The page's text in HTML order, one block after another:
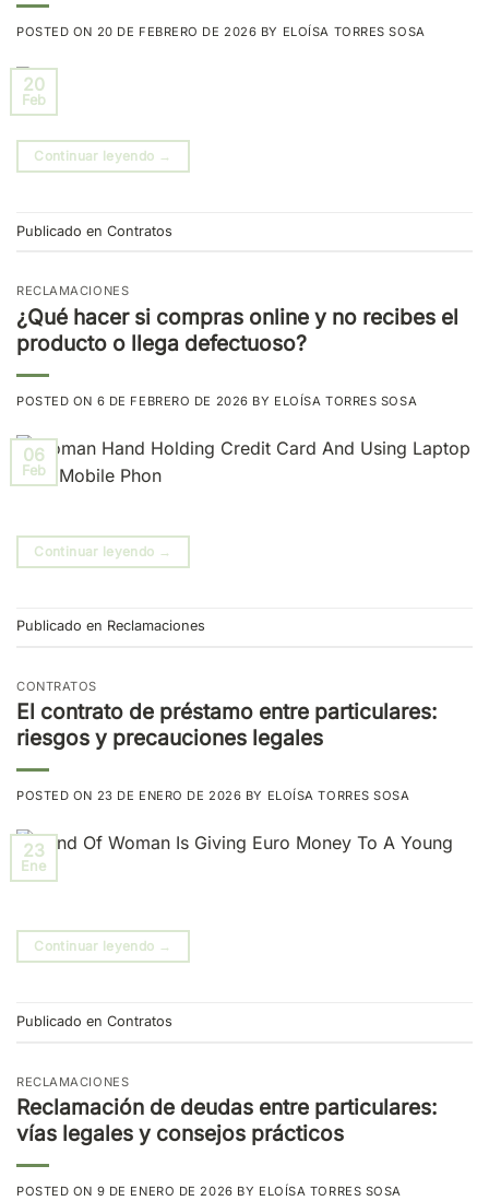
POSTED ON 20 DE FEBRERO DE 2026 BY ELOÍSA TORRES SOSA
20
Feb
Continuar leyendo →
Publicado en Contratos
RECLAMACIONES
¿Qué hacer si compras online y no recibes el
producto o llega defectuoso?
POSTED ON 6 DE FEBRERO DE 2026 BY ELOÍSA TORRES SOSA
06
Feb
Continuar leyendo →
Publicado en Reclamaciones
CONTRATOS
El contrato de préstamo entre particulares:
riesgos y precauciones legales
POSTED ON 23 DE ENERO DE 2026 BY ELOÍSA TORRES SOSA
23
Ene
Continuar leyendo →
Publicado en Contratos
RECLAMACIONES
Reclamación de deudas entre particulares:
vías legales y consejos prácticos
POSTED ON 9 DE ENERO DE 2026 BY ELOÍSA TORRES SOSA